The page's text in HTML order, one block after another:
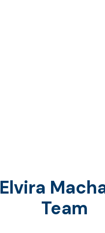
Elvira
Team